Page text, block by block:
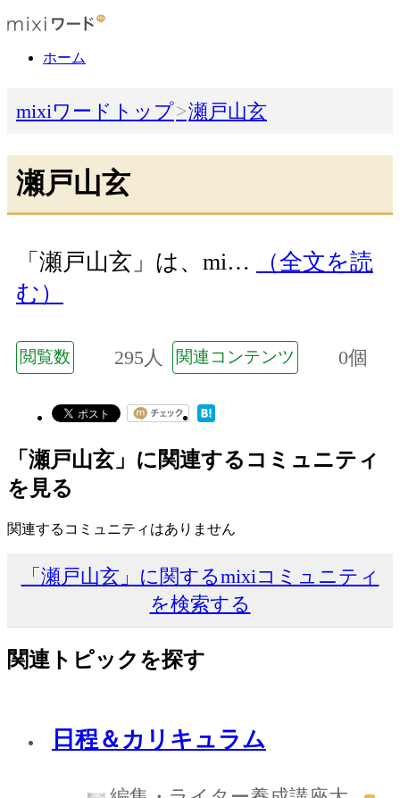
ホーム
mixiワードトップ 瀬戸山玄
瀬戸山玄
「瀬戸山玄」は、mi…
（全文を読
む）
閲覧数 295人 関連コンテンツ 0個
「瀬戸山玄」に関連するコミュニティ
を見る
関連するコミュニティはありません
「瀬戸山玄」に関するmixiコミュニティ
を検索する
関連トピックを探す
日程＆カリキュラム